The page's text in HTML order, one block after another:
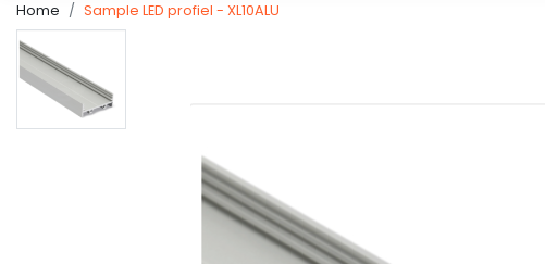
Home Sample LED profiel - XL10ALU